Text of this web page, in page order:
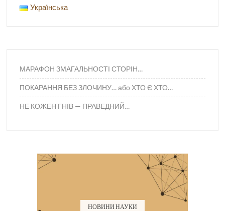
Українська
МАРАФОН ЗМАГАЛЬНОСТІ СТОРІН…
ПОКАРАННЯ БЕЗ ЗЛОЧИНУ… або ХТО Є ХТО…
НЕ КОЖЕН ГНІВ — ПРАВЕДНИЙ…
НОВИНИ НАУКИ